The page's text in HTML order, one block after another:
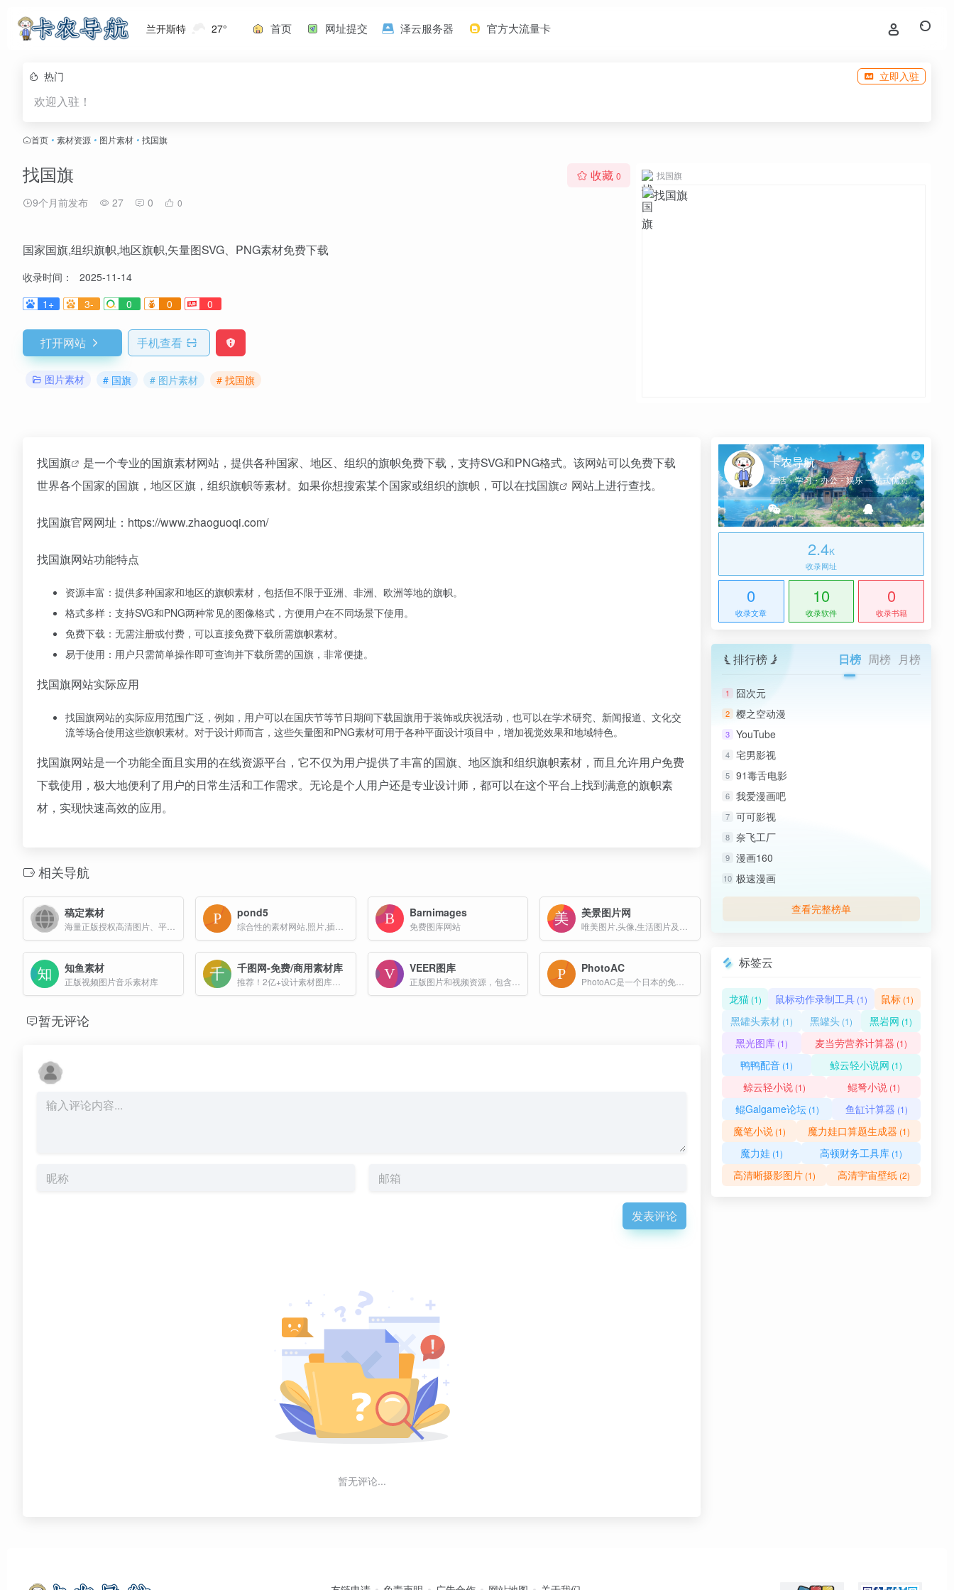
兰开斯特 27° 首页 网址提交 泽云服务器 官方大流量卡
热门 立即入驻
欢迎入驻！
首页 • 素材资源 • 图片素材 • 找国旗
找国旗
9个月前发布 27 0 0
收藏 0
国家国旗,组织旗帜,地区旗帜,矢量图SVG、PNG素材免费下载
收录时间：
2025-11-14
1+
3- 0 0 0
打开网站 手机查看
图片素材 # 国旗 # 图片素材 # 找国旗
找国旗
找国旗
是一个专业的国旗素材网站，提供各种国家、地区、组织的旗帜免费下载，支持SVG和PNG格式。该网站可以免费下载
世界各个国家的国旗，地区区旗，组织旗帜等素材。如果你想搜索某个国家或组织的旗帜，可以在找国旗 网站上进行查找。
找国旗官网网址：https://www.zhaoguoqi.com/
找国旗网站功能特点
资源丰富：提供多种国家和地区的旗帜素材，包括但不限于亚洲、非洲、欧洲等地的旗帜。
格式多样：支持SVG和PNG两种常见的图像格式，方便用户在不同场景下使用。
免费下载：无需注册或付费，可以直接免费下载所需旗帜素材。
易于使用：用户只需简单操作即可查询并下载所需的国旗，非常便捷。
找国旗网站实际应用
找国旗网站的实际应用范围广泛，例如，用户可以在国庆节等节日期间下载国旗用于装饰或庆祝活动，也可以在学术研究、新闻报道、文化交
流等场合使用这些旗帜素材。对于设计师而言，这些矢量图和PNG素材可用于各种平面设计项目中，增加视觉效果和地域特色。
找国旗网站是一个功能全面且实用的在线资源平台，它不仅为用户提供了丰富的国旗、地区旗和组织旗帜素材，而且允许用户免费
下载使用，极大地便利了用户的日常生活和工作需求。无论是个人用户还是专业设计师，都可以在这个平台上找到满意的旗帜素
材，实现快速高效的应用。
相关导航
稿定素材 pond5
综合性的素材网站,照片,插画,音乐,音效,AE模板,3D模型和视频等
Barnimages
免费图库网站
美景图片网
知鱼素材
正版视频图片音乐素材库
千图网-免费/商用素材库
推荐！2亿+设计素材图库，商用版权模板免费下载
VEER图库 PhotoAC
暂无评论
发表评论
暂无评论...
卡农导航
生活・学习・办公・娱乐 一站式优质网址导航
2.4K
收录网址
0
收录文章
10
收录软件
0
收录书籍
排行榜 日榜 周榜 月榜
1 囧次元
2 樱之空动漫
3 YouTube
4 宅男影视
5 91毒舌电影
6 我爱漫画吧
7 可可影视
8 奈飞工厂
9 漫画160
10 极速漫画
查看完整榜单
标签云
龙猫(1) 鼠标动作录制工具(1) 鼠标 (1)
黑罐头素材 (1) 黑罐头 (1) 黑岩网 (1)
黑光图库 (1) 麦当劳营养计算器 (1)
鸭鸭配音 (1) 鲸云轻小说网 (1)
鲸云轻小说(1) 鲲弩小说(1)
鲲Galgame论坛(1) 鱼缸计算器 (1)
魔笔小说(1) 魔力娃口算题生成器 (1)
魔力娃 (1) 高顿财务工具库 (1)
高清晰摄影图片(1) 高清宇宙壁纸(2)